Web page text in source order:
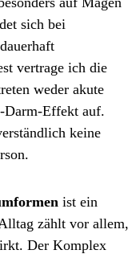
sich bei
vertrage ich die
weder akute
Darm-Effekt auf.
keine
ist ein
zählt vor allem,
Der Komplex